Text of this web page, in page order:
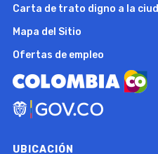
Carta de trato digno a la
Mapa del Sitio
Ofertas de empleo
UBICACIÓN